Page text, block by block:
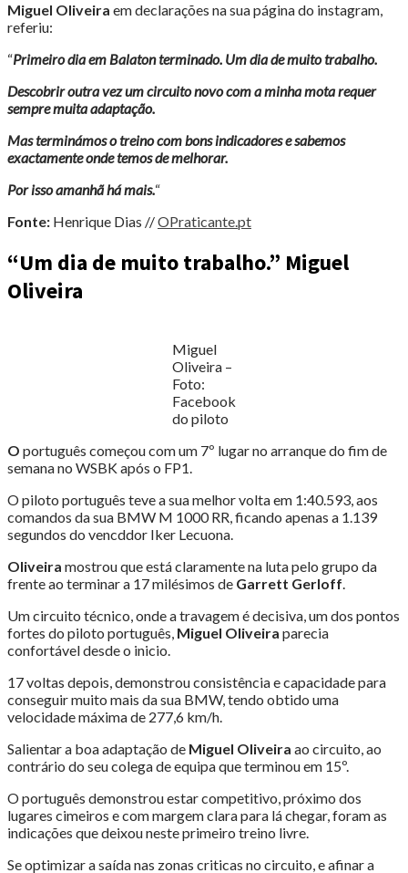
Miguel Oliveira em declarações na sua página do instagram,
referiu:
“Primeiro dia em Balaton terminado. Um dia de muito trabalho.
Descobrir outra vez um circuito novo com a minha mota requer
sempre muita adaptação.
Mas terminámos o treino com bons indicadores e sabemos
exactamente onde temos de melhorar.
Por isso amanhã há mais.“
Fonte: Henrique Dias //OPraticante.pt
“Um dia de muito trabalho.” Miguel
Oliveira
Miguel
Oliveira –
Foto:
Facebook
do piloto
O português começou com um 7º lugar no arranque do fim de
semana no WSBK após o FP1.
O piloto português teve a sua melhor volta em 1:40.593, aos
comandos da sua BMW M 1000 RR, ficando apenas a 1.139
segundos do vencddor Iker Lecuona.
Oliveira mostrou que está claramente na luta pelo grupo da
frente ao terminar a 17 milésimos de Garrett Gerloff.
Um circuito técnico, onde a travagem é decisiva, um dos pontos
fortes do piloto português, Miguel Oliveira parecia
confortável desde o inicio.
17 voltas depois, demonstrou consistência e capacidade para
conseguir muito mais da sua BMW, tendo obtido uma
velocidade máxima de 277,6 km/h.
Salientar a boa adaptação de Miguel Oliveira ao circuito, ao
contrário do seu colega de equipa que terminou em 15º.
O português demonstrou estar competitivo, próximo dos
lugares cimeiros e com margem clara para lá chegar, foram as
indicações que deixou neste primeiro treino livre.
Se optimizar a saída nas zonas criticas no circuito, e afinar a